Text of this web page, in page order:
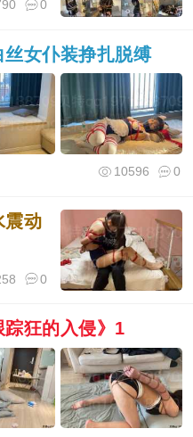
0
丝女仆装挣扎脱缚
0
10596
震动
0
踪狂的入侵》1